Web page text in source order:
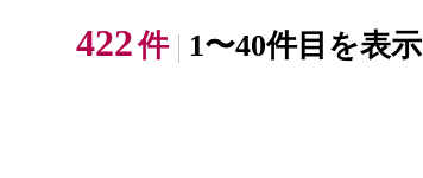
422件 1〜40件目を表示